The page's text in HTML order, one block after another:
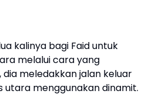
kalinya bagi Faid untuk
melalui cara yang
dia meledakkan jalan keluar
utara menggunakan dinamit.